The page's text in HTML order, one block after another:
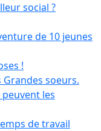
social ?
de 10 jeunes
!
Grandes soeurs.
les
de travail